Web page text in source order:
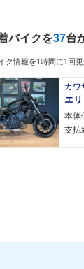
バイクを37台
ク情報を1時間に1回
カワ
エ
本体
支払